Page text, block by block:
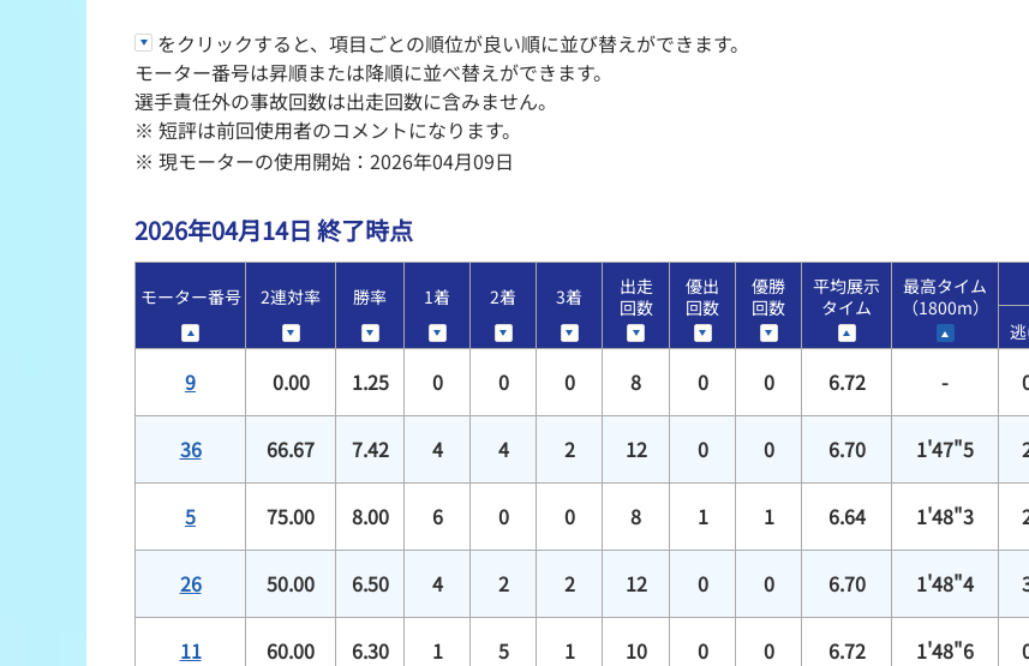
モーター抽選結果・前検タイムランキング
企画レース
得点率ランキング
全国最近5節
外向発売所ウィンピア
をクリックすると、項目ごとの順位が良い順に並び替えができます。
モーター番号は昇順または降順に並べ替えができます。
選手責任外の事故回数は出走回数に含みません。
※ 短評は前回使用者のコメントになります。
※ 現モーターの使用開始：2026年04月09日
2026年04月14日 終了時点
モーター番号 2連対率 勝率 1着 2着 3着
出走
回数
優出
回数
優勝
回数
平均展示
タイム
最高タイム
（1800m）
9 0.00 1.25 0 0 0 8 0 0 6.72 -
36 66.67 7.42 4 4 2 12 0 0 6.70 1'47"5
5 75.00 8.00 6 0 0 8 1 1 6.64 1'48"3
26 50.00 6.50 4 2 2 12 0 0 6.70 1'48"4
11 60.00 6.30 1 5 1 10 0 0 6.72 1'48"6